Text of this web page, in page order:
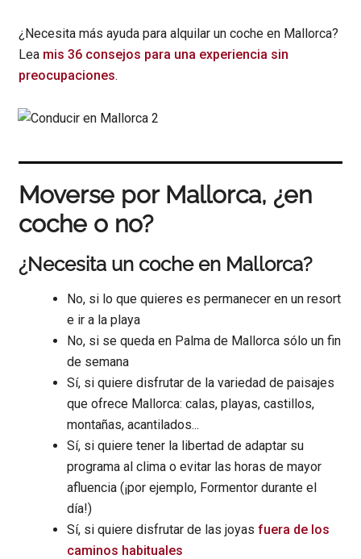
¿Necesita más ayuda para alquilar un coche en Mallorca?
Lea mis 36 consejos para una experiencia sin
preocupaciones.
Moverse por Mallorca, ¿en
coche o no?
¿Necesita un coche en Mallorca?
No, si lo que quieres es permanecer en un resort
e ir a la playa
No, si se queda en Palma de Mallorca sólo un fin
de semana
Sí, si quiere disfrutar de la variedad de paisajes
que ofrece Mallorca: calas, playas, castillos,
montañas, acantilados...
Sí, si quiere tener la libertad de adaptar su
programa al clima o evitar las horas de mayor
afluencia (¡por ejemplo, Formentor durante el
día!)
Sí, si quiere disfrutar de las joyasfuera de los
caminos habituales